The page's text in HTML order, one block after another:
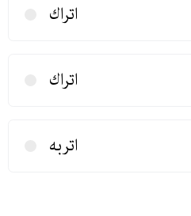
اتراك
اتراك
اتربه